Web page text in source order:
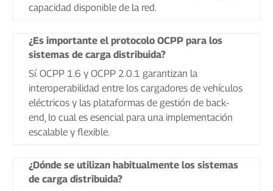
capacidad disponible de la red.
¿Es importante el protocolo OCPP para los
sistemas de carga distribuida?
Sí. OCPP 1.6 y OCPP 2.0.1 garantizan la
interoperabilidad entre los cargadores de vehículos
eléctricos y las plataformas de gestión de back-
end, lo cual es esencial para una implementación
escalable y flexible.
¿Dónde se utilizan habitualmente los sistemas
de carga distribuida?